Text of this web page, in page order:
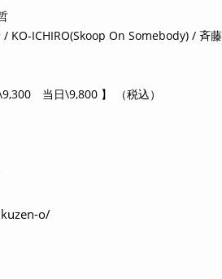
KO-ICHIRO(Skoop On Somebody) / 斉
当日\9,800 】 （税込）
o/